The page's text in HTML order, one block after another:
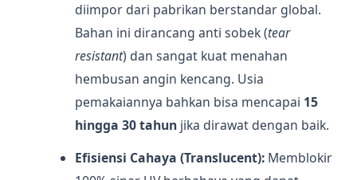
diimpor dari pabrikan berstandar global.
Bahan ini dirancang anti sobek (tear
resistant) dan sangat kuat menahan
hembusan angin kencang. Usia
pemakaiannya bahkan bisa mencapai 15
hingga 30 tahunjika dirawat dengan baik.
Efisiensi Cahaya (Translucent):Memblokir